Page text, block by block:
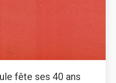
fête ses 40 ans